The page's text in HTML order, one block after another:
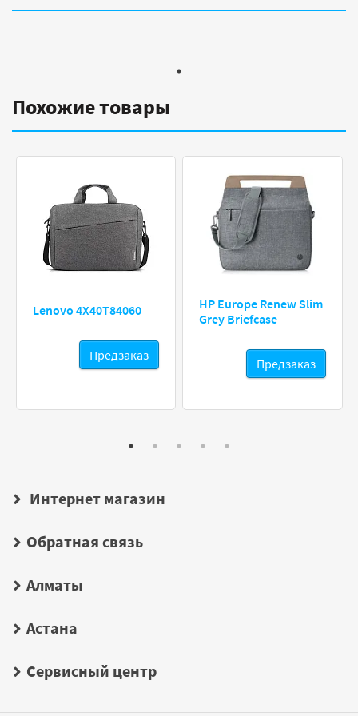
Похожие товары
Lenovo 4X40T84060
Предзаказ
HP Europe Renew Slim
Grey Briefcase
Предзаказ
Интернет магазин
Обратная связь
Алматы
Астана
Сервисный центр